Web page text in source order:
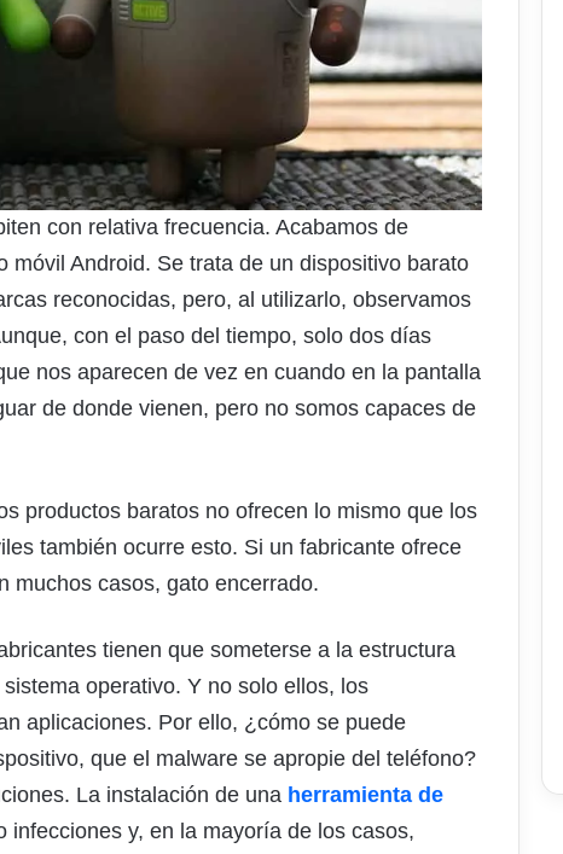
con relativa frecuencia. Acabamos de
móvil Android. Se trata de un dispositivo barato
reconocidas, pero, al utilizarlo, observamos
con el paso del tiempo, solo dos días
nos aparecen de vez en cuando en la pantalla
de donde vienen, pero no somos capaces de
productos baratos no ofrecen lo mismo que los
también ocurre esto. Si un fabricante ofrece
muchos casos, gato encerrado.
tienen que someterse a la estructura
operativo. Y no solo ellos, los
aplicaciones. Por ello, ¿cómo se puede
que el malware se apropie del teléfono?
La instalación de una herramienta de
infecciones y, en la mayoría de los casos,